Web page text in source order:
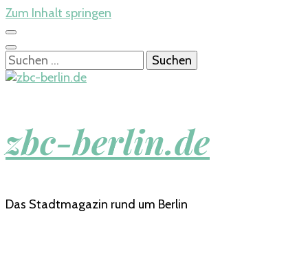
Zum Inhalt springen
Suchen
nach:
zbc-berlin.de
Das Stadtmagazin rund um Berlin